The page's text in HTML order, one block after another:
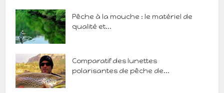
Pêche à la mouche : le matériel de
qualité et...
Comparatif des lunettes
polarisantes de pêche de...